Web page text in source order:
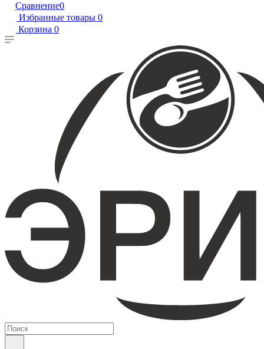
Сравнение0
Избранные товары 0
Корзина 0